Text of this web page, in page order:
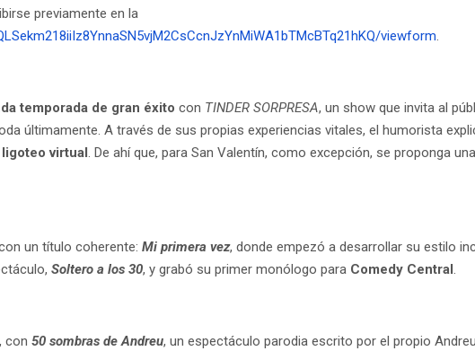
previamente en la
viewform.
temporada de gran éxito con TINDER SORPRESA, un show que invita al
últimamente. A través de sus propias experiencias vitales, el humorista
ligoteo virtual. De ahí que, para San Valentín, como excepción, se proponga una
un título coherente: Mi primera vez, donde empezó a desarrollar su estilo
Soltero a los 30, y grabó su primer monólogo para Comedy Central.
con 50 sombras de Andreu, un espectáculo parodia escrito por el propio